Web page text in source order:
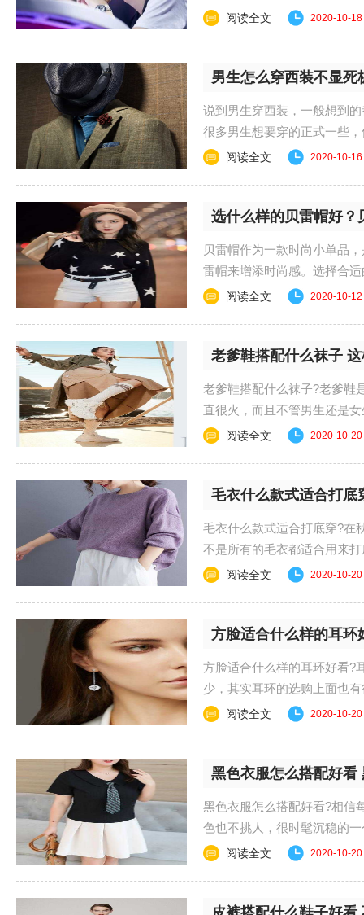
贝雷帽最简单的方法......
阅读全文 2020-10-18
男生怎么穿西装不显
说到男生穿西装，一般想到
很多男生想要穿的正式一些
是商务西装，那么接......
阅读全文 2020-10-16
选什么样的贝雷帽好？
贝雷帽作为一款时尚小单品
雷帽来增添时尚感。选择合
何选择呢？一起来看......
阅读全文 2020-10-12
老爹鞋搭配什么袜子
老爹鞋搭配什么袜子?老爹鞋
直很火，而且不管男生还是
下面跟小编一起来......
阅读全文 2020-10-20
毛衣什么款式适合打底
毛衣什么款式适合打底穿?在
不是所有的毛衣都适合用
冬天最怕的就是穿得......
阅读全文 2020-10-20
方脸适合什么样的耳环
方脸适合什么样的耳环好看?
少，其实耳环的选购上面也
编一起来了解下方脸......
阅读全文 2020-10-20
黑色衣服怎么搭配好看
黑色衣服怎么搭配好看?相信
色也不挑人，很时髦沉稳的
面跟小编一起来看下......
阅读全文 2020-10-20